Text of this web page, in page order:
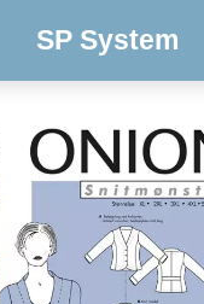
SP System